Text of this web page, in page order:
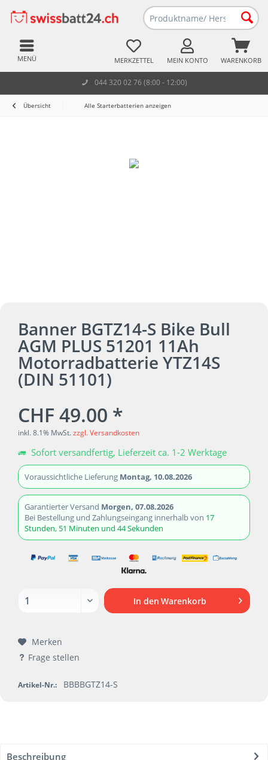
044 320 02 76 (8:00 - 12:00)
WARENKORB
MERKZETTEL MEIN KONTO
MENÜ
Übersicht Alle Starterbatterien anzeigen
Banner BGTZ14-S Bike Bull
AGM PLUS 51201 11Ah
Motorradbatterie YTZ14S
(DIN 51101)
CHF 49.00 *
inkl. 8.1% MwSt.zzgl. Versandkosten
Sofort versandfertig, Lieferzeit ca. 1-2 Werktage
Voraussichtliche Lieferung Montag, 10.08.2026
Garantierter Versand Morgen, 07.08.2026
Bei Bestellung und Zahlungseingang innerhalb von 17
Stunden, 51 Minuten und 43 Sekunden
In den Warenkorb
Merken
Frage stellen
Artikel-Nr.: BBBBGTZ14-S
Beschreibung